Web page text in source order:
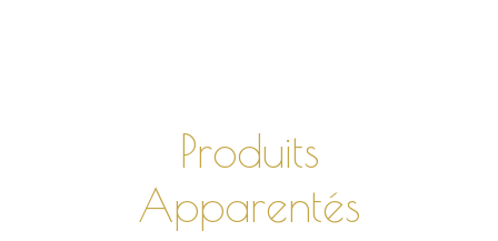
Produits
Apparentés